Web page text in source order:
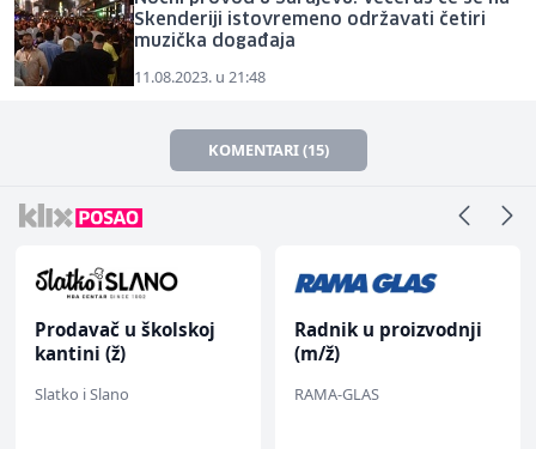
Skenderiji istovremeno održavati četiri
muzička događaja
11.08.2023. u 21:48
KOMENTARI (15)
Prodavač u školskoj
kantini (ž)
Slatko i Slano
Radnik u proizvodnji
(m/ž)
RAMA-GLAS